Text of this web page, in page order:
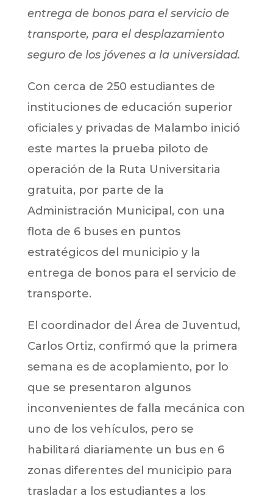
entrega de bonos para el servicio de
transporte, para el desplazamiento
seguro de los jóvenes a la universidad.
Con cerca de 250 estudiantes de
instituciones de educación superior
oficiales y privadas de Malambo inició
este martes la prueba piloto de
operación de la Ruta Universitaria
gratuita, por parte de la
Administración Municipal, con una
flota de 6 buses en puntos
estratégicos del municipio y la
entrega de bonos para el servicio de
transporte.
El coordinador del Área de Juventud,
Carlos Ortiz, confirmó que la primera
semana es de acoplamiento, por lo
que se presentaron algunos
inconvenientes de falla mecánica con
uno de los vehículos, pero se
habilitará diariamente un bus en 6
zonas diferentes del municipio para
trasladar a los estudiantes a los